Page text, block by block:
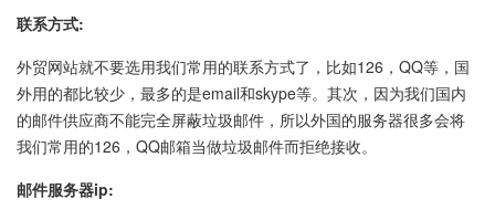
联系方式:
外贸网站就不要选用我们常用的联系方式了，比如126，QQ等，国
外用的都比较少，最多的是email和skype等。其次，因为我们国内
的邮件供应商不能完全屏蔽垃圾邮件，所以外国的服务器很多会将
我们常用的126，QQ邮箱当做垃圾邮件而拒绝接收。
邮件服务器ip: